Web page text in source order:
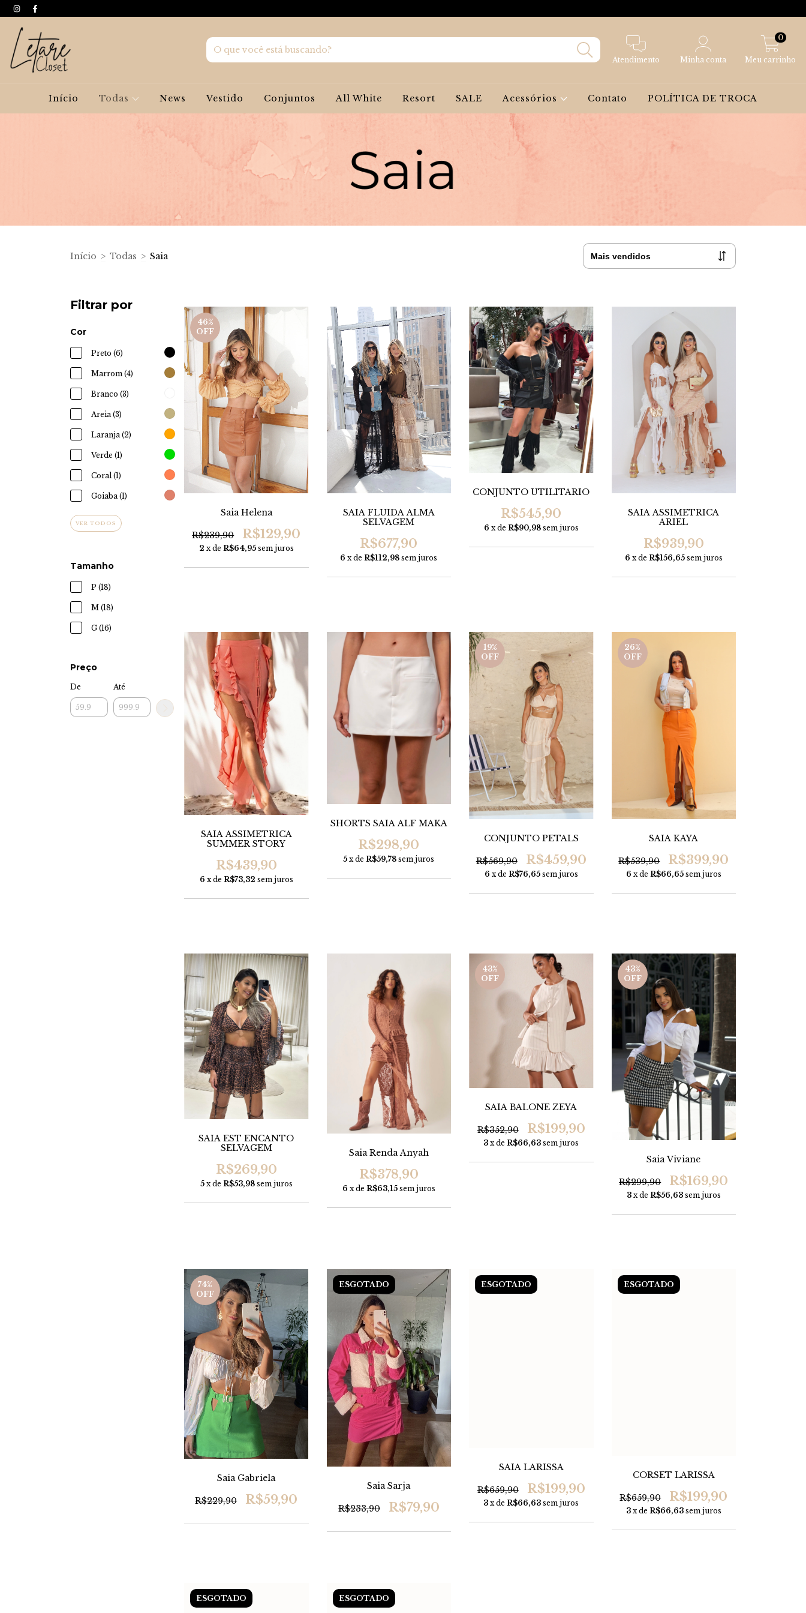
Atendimento Minha conta Meu carrinho
0
Início Todas News Vestido Conjuntos All White Resort SALE Acessórios Contato POLÍTICA DE TROCA
Início > Todas > Saia
Filtrar por
Cor
Preto (6)
Marrom (4)
Branco (3)
Areia (3)
Laranja (2)
Verde (1)
Coral (1)
Goiaba (1)
VER TODOS
Tamanho
P (18)
M (18)
G (16)
Preço
De Até
46%
OFF
Saia Helena
R$239,90 R$129,90
2 x de R$64,95 sem juros
SAIA FLUIDA ALMA
SELVAGEM
R$677,90
6 x deR$112,98 sem juros
CONJUNTO UTILITARIO
R$545,90
6 x de R$90,98 sem juros
SAIA ASSIMETRICA
ARIEL
R$939,90
6 x de R$156,65 sem juros
SAIA ASSIMETRICA
SUMMER STORY
R$439,90
6 x de R$73,32 sem juros
SHORTS SAIA ALF MAKA
R$298,90
5 x deR$59,78 sem juros
19%
OFF
CONJUNTO PETALS
R$569,90 R$459,90
6 x de R$76,65 sem juros
26%
OFF
SAIA KAYA
R$539,90 R$399,90
6 x de R$66,65 sem juros
SAIA EST ENCANTO
SELVAGEM
R$269,90
5 x de R$53,98 sem juros
Saia Renda Anyah
R$378,90
6 x de R$63,15 sem juros
43%
OFF
SAIA BALONE ZEYA
R$352,90 R$199,90
3 x de R$66,63 sem juros
43%
OFF
Saia Viviane
R$299,90 R$169,90
3 x de R$56,63 sem juros
74%
OFF
Saia Gabriela
R$229,90 R$59,90
ESGOTADO
Saia Sarja
R$233,90 R$79,90
ESGOTADO
SAIA LARISSA
R$659,90 R$199,90
3 x deR$66,63 sem juros
ESGOTADO
CORSET LARISSA
R$659,90 R$199,90
3 x de R$66,63 sem juros
ESGOTADO ESGOTADO